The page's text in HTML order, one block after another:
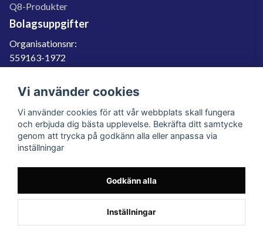
Q8-Produkter
Bolagsuppgifter
Organisationsnr:
559163-1972
SE559163197201
060-566 800
info@filter.se
559163-1972
© 2023 Filter.se, All rights reserved.
Vi använder cookies
Vi använder cookies för att vår webbplats skall fungera
och erbjuda dig bästa upplevelse. Bekräfta ditt samtycke
genom att trycka på godkänn alla eller anpassa via
inställningar
Godkänn alla
Inställningar